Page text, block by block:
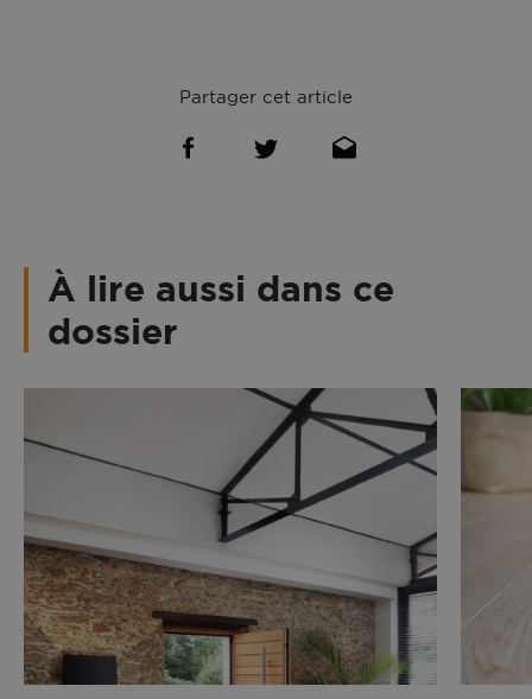
Partager cet article
À lire aussi dans ce
dossier